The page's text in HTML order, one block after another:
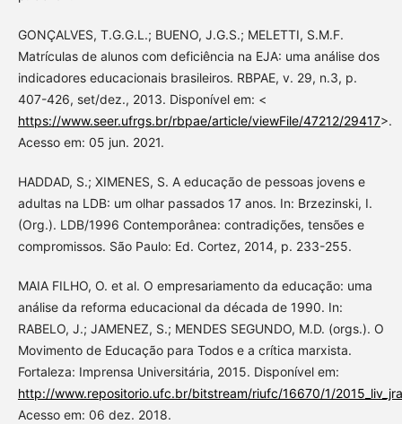
GONÇALVES, T.G.G.L.; BUENO, J.G.S.; MELETTI, S.M.F.
Matrículas de alunos com deficiência na EJA: uma análise dos
indicadores educacionais brasileiros. RBPAE, v. 29, n.3, p.
407-426, set/dez., 2013. Disponível em: <
https://www.seer.ufrgs.br/rbpae/article/viewFile/47212/29417>.
Acesso em: 05 jun. 2021.
HADDAD, S.; XIMENES, S. A educação de pessoas jovens e
adultas na LDB: um olhar passados 17 anos. In: Brzezinski, I.
(Org.). LDB/1996 Contemporânea: contradições, tensões e
compromissos. São Paulo: Ed. Cortez, 2014, p. 233-255.
MAIA FILHO, O. et al. O empresariamento da educação: uma
análise da reforma educacional da década de 1990. In:
RABELO, J.; JAMENEZ, S.; MENDES SEGUNDO, M.D. (orgs.). O
Movimento de Educação para Todos e a crítica marxista.
Fortaleza: Imprensa Universitária, 2015. Disponível em:
http://www.repositorio.ufc.br/bitstream/riufc/16670/1/
Acesso em: 06 dez. 2018.